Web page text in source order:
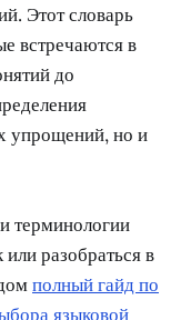
Этот словарь
встречаются в
до
упрощений, но и
терминологии
разобраться в
полный гайд по
языковой